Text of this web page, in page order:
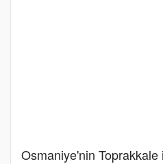
Osmaniye'nin Toprakkale